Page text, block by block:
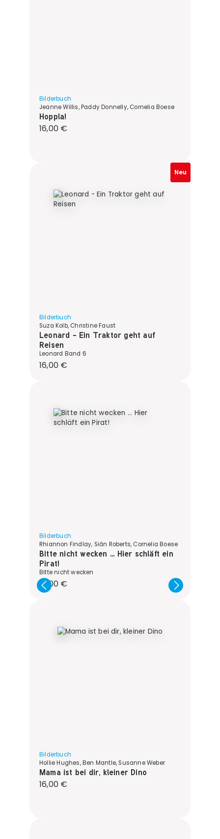
Bilderbuch
Jeanne Willis, Paddy Donnelly, Cornelia Boese
Hoppla!
Regulärer Preis:
16,00 €
Neu
Bilderbuch
Suza Kolb, Christine Faust
Leonard - Ein Traktor geht auf
Reisen
Leonard Band 6
Regulärer Preis:
16,00 €
Bilderbuch
Rhiannon Findlay, Siân Roberts, Cornelia Boese
Bitte nicht wecken ... Hier schläft ein
Pirat!
Bitte nicht wecken
Regulärer Preis:
16,00 €
Bilderbuch
Hollie Hughes, Ben Mantle, Susanne Weber
Mama ist bei dir, kleiner Dino
Regulärer Preis:
16,00 €